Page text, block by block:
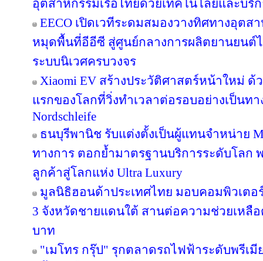
อุตสาหกรรมเรือไทยด้วยเทคโนโลยีและบริ
EECO เปิดเวทีระดมสมองวางทิศทางอุต
หมุดพื้นที่อีอีซี สู่ศูนย์กลางการผลิตยานยน
ระบบนิเวศครบวงจร
Xiaomi EV สร้างประวัติศาสตร์หน้าใหม่
แรกของโลกที่วิ่งทำเวลาต่อรอบอย่างเป็นท
Nordschleife
ธนบุรีพานิช รับแต่งตั้งเป็นผู้แทนจำหน่าย
ทางการ ตอกย้ำมาตรฐานบริการระดับโลก
ลูกค้าสู่โลกแห่ง Ultra Luxury
มูลนิธิฮอนด้าประเทศไทย มอบคอมพิวเตอ
3 จังหวัดชายแดนใต้ สานต่อความช่วยเหลื
บาท
"เมโทร กรุ๊ป" รุกตลาดรถไฟฟ้าระดับพรีเมี